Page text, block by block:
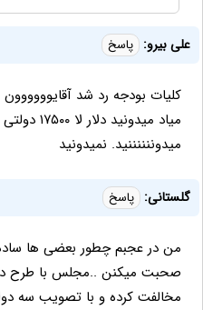
علی بیرو: پاسخ
کلیات بودجه رد شد
میاد
میدوننننننید. نمیدونید
گلستانی: پاسخ
من در عجبم چطور بعضی ها ساده
صحبت میکنن ..مجلس با طرح
مخالفت کرده و با تصویب سه